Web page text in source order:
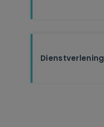
Dienstverlening